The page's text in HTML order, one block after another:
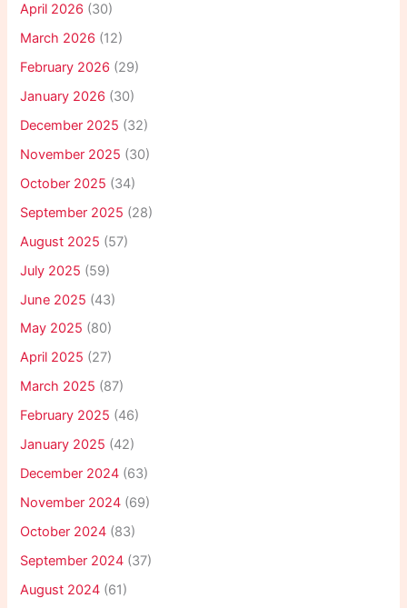
April 2026 (30)
March 2026 (12)
February 2026 (29)
January 2026 (30)
December 2025 (32)
November 2025 (30)
October 2025 (34)
September 2025 (28)
August 2025 (57)
July 2025 (59)
June 2025 (43)
May 2025 (80)
April 2025 (27)
March 2025 (87)
February 2025 (46)
January 2025 (42)
December 2024 (63)
November 2024 (69)
October 2024 (83)
September 2024 (37)
August 2024 (61)